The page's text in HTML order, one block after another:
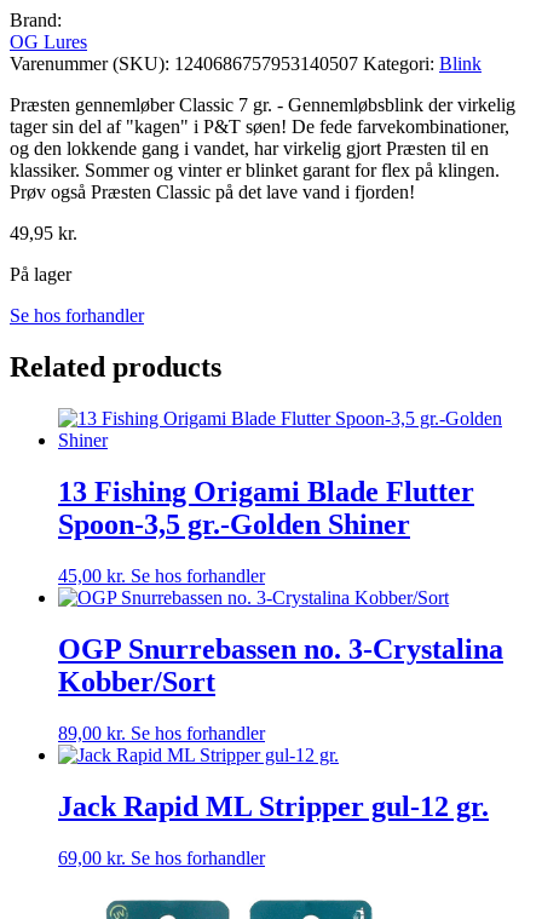
Brand:
OG Lures
Varenummer (SKU): 1240686757953140507 Kategori: Blink
Præsten gennemløber Classic 7 gr. - Gennemløbsblink der virkelig
tager sin del af "kagen" i P&T søen! De fede farvekombinationer,
og den lokkende gang i vandet, har virkelig gjort Præsten til en
klassiker. Sommer og vinter er blinket garant for flex på klingen.
Prøv også Præsten Classic på det lave vand i fjorden!
49,95 kr.
På lager
Se hos forhandler
Related products
13 Fishing Origami Blade Flutter
Spoon-3,5 gr.-Golden Shiner
45,00 kr. Se hos forhandler
OGP Snurrebassen no. 3-Crystalina
Kobber/Sort
89,00 kr. Se hos forhandler
Jack Rapid ML Stripper gul-12 gr.
69,00 kr. Se hos forhandler